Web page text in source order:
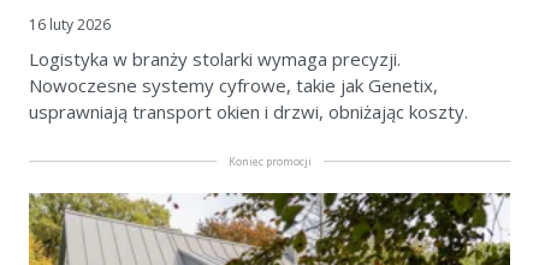
16 luty 2026
Logistyka w branży stolarki wymaga precyzji.
Nowoczesne systemy cyfrowe, takie jak Genetix,
usprawniają transport okien i drzwi, obniżając koszty.
Koniec promocji